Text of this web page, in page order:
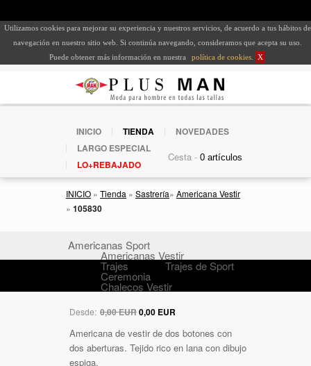
Utilizamos cookies para mejorar su experiencia y nuestros servicios, de acuerdo a tus hábitos de
navegación en nuestro sitio web. Si continúa navegando, consideramos que acepta su uso.
Puede obtener más información en nuestra
política de cookies X
INICIO TIENDA
NOVEDADES
LARGO ESPECIAL
LO+REBAJADO
Cesta -
INICIO » Tienda » Sastrería» Americana Vestir
» 105830
Americanas Sport
Americanas Vestir
Trajes Trajes de Sport
Ceremonia
Chalecos Vestir
Desde: 0,00 EUR0,00 EUR
Americana de vestir de dos botones con
dos aberturas. Tejido rico en lana con dibujo
espiga.